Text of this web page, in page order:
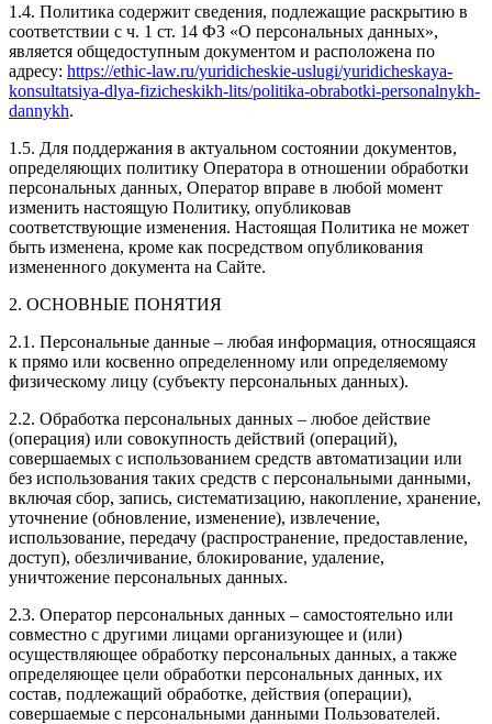
1.4. Политика содержит сведения, подлежащие раскрытию в
соответствии с ч. 1 ст. 14 ФЗ «О персональных данных»,
является общедоступным документом и расположена по
адресу: https://ethic-law.ru/yuridicheskie-uslugi/yuridicheskaya-
konsultatsiya-dlya-fizicheskikh-lits/politika-obrabotki-personalnykh-
dannykh.
1.5. Для поддержания в актуальном состоянии документов,
определяющих политику Оператора в отношении обработки
персональных данных, Оператор вправе в любой момент
изменить настоящую Политику, опубликовав
соответствующие изменения. Настоящая Политика не может
быть изменена, кроме как посредством опубликования
измененного документа на Сайте.
2. ОСНОВНЫЕ ПОНЯТИЯ
2.1. Персональные данные – любая информация, относящаяся
к прямо или косвенно определенному или определяемому
физическому лицу (субъекту персональных данных).
2.2. Обработка персональных данных – любое действие
(операция) или совокупность действий (операций),
совершаемых с использованием средств автоматизации или
без использования таких средств с персональными данными,
включая сбор, запись, систематизацию, накопление, хранение,
уточнение (обновление, изменение), извлечение,
использование, передачу (распространение, предоставление,
доступ), обезличивание, блокирование, удаление,
уничтожение персональных данных.
2.3. Оператор персональных данных – самостоятельно или
совместно с другими лицами организующее и (или)
осуществляющее обработку персональных данных, а также
определяющее цели обработки персональных данных, их
состав, подлежащий обработке, действия (операции),
совершаемые с персональными данными Пользователей.